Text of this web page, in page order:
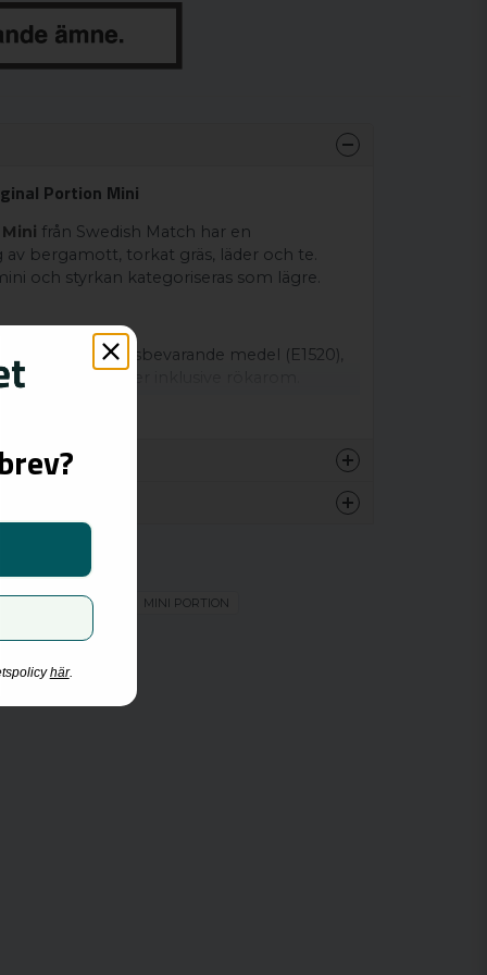
Portion Mini
från Swedish Match har en
bergamott, torkat gräs, läder och te.
och styrkan kategoriseras som lägre.
fuktighetsbevarande medel (E1520),
(E500), aromer inklusive rökarom.
Mild
4.16 mg/portion
ORIGINAL PORTION MINI PORTION
här.